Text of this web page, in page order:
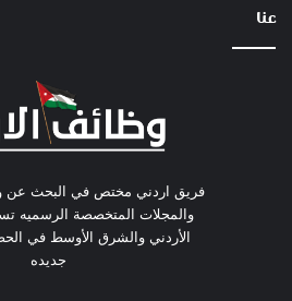
عنا
فريق اردني مختص في البحث
والمجلات المتخصصة الرسميه
الأردني والشرق الأوسط في
جديده